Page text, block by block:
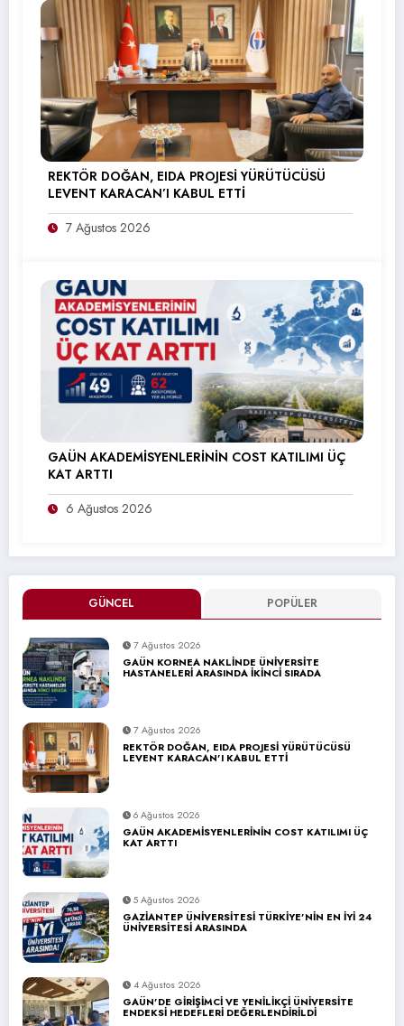
GÜNCEL POPÜLER
7 Ağustos 2026
GAÜN KORNEA NAKLİNDE ÜNİVERSİTE
HASTANELERİ ARASINDA İKİNCİ SIRADA
7 Ağustos 2026
REKTÖR DOĞAN, EIDA PROJESİ YÜRÜTÜCÜSÜ
LEVENT KARACAN’I KABUL ETTİ
6 Ağustos 2026
GAÜN AKADEMİSYENLERİNİN COST KATILIMI ÜÇ
KAT ARTTI
5 Ağustos 2026
GAZİANTEP ÜNİVERSİTESİ TÜRKİYE’NİN EN İYİ 24
ÜNİVERSİTESİ ARASINDA
4 Ağustos 2026
GAÜN’DE GİRİŞİMCİ VE YENİLİKÇİ ÜNİVERSİTE
ENDEKSİ HEDEFLERİ DEĞERLENDİRİLDİ
REKTÖR DOĞAN, EIDA PROJESİ YÜRÜTÜCÜSÜ
LEVENT KARACAN’I KABUL ETTİ
7 Ağustos 2026
GAÜN AKADEMİSYENLERİNİN COST KATILIMI ÜÇ
KAT ARTTI
6 Ağustos 2026